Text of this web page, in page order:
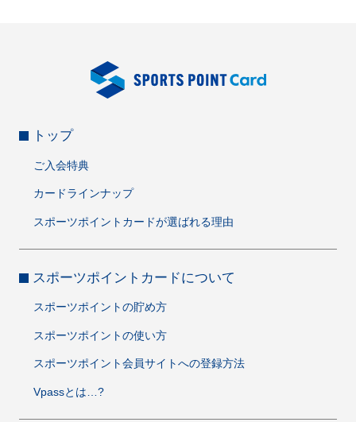
トップ
ご入会特典
カードラインナップ
スポーツポイントカードが選ばれる理由
スポーツポイントカードについて
スポーツポイントの貯め方
スポーツポイントの使い方
スポーツポイント会員サイトへの登録方法
Vpassとは…?